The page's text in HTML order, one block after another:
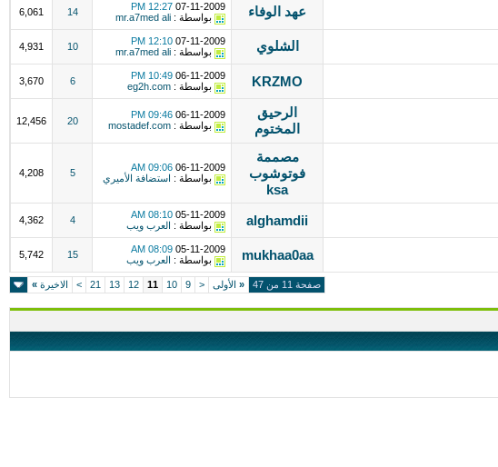
عهد الوفاء 07-11-2009
12:27 PM
بواسطة : mr.a7med ali
14
6,061
الشلوي 07-11-2009
12:10 PM
بواسطة : mr.a7med ali
10
4,931
KRZMO
06-11-2009
10:49 PM
بواسطة : eg2h.com
6
3,670
الرحيق
المختوم
06-11-2009
09:46 PM
بواسطة : mostadef.com
20
12,456
مصممة
فوتوشوب
ksa
06-11-2009
09:06 AM
بواسطة : استضافة الأميري 5
4,208
alghamdii
05-11-2009
08:10 AM
بواسطة :
العرب ويب 4
4,362
mukhaa0aa
05-11-2009
08:09 AM
بواسطة :
العرب ويب 15
5,742
صفحة 11 من 47 « الأولى <
9
10
11
12
13
21
> الاخيرة »